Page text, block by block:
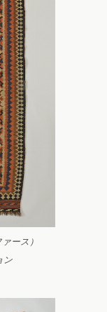
ース）
ン